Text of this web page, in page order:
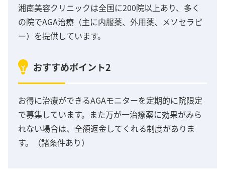
湘南美容クリニックは全国に200院以上あり、多く
の院でAGA治療（主に内服薬、外用薬、メソセラピ
ー）を提供しています。
おすすめポイント2
お得に治療ができるAGAモニターを定期的に院限定
で募集しています。また万が一治療薬に効果がみら
れない場合は、全額返金してくれる制度がありま
す。（諸条件あり）